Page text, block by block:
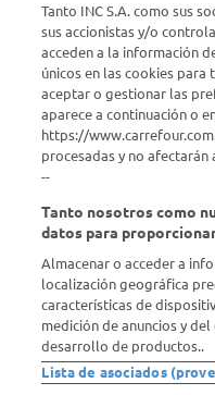
Estamos para
¿Tenés una consulta?
Descubrí Carrefour
Conocenos
Info útil
Comprá Online
Tanto INC S.A. como sus
sus accionistas y/o
acceden a la información
únicos en las cookies
aceptar o gestionar las
aparece a continuación o
https://
procesadas y no
--
Tanto nosotros como
datos para
Almacenar o acceder a
localización geográfica
características de
medición de anuncios y
desarrollo de productos..
Lista de asociados